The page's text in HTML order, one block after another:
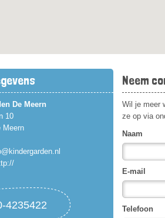
De Meern
10
Meern
4235422
Neem
Wil je meer
ze op via
Naam
E-mail
Telefoon